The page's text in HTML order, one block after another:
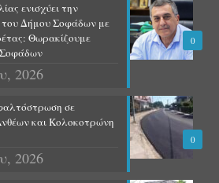
0
ενισχύει την
του Δήμου Σοφάδων με
Θωρακίζουμε
2026
0
σε
και Κολοκοτρώνη
2026